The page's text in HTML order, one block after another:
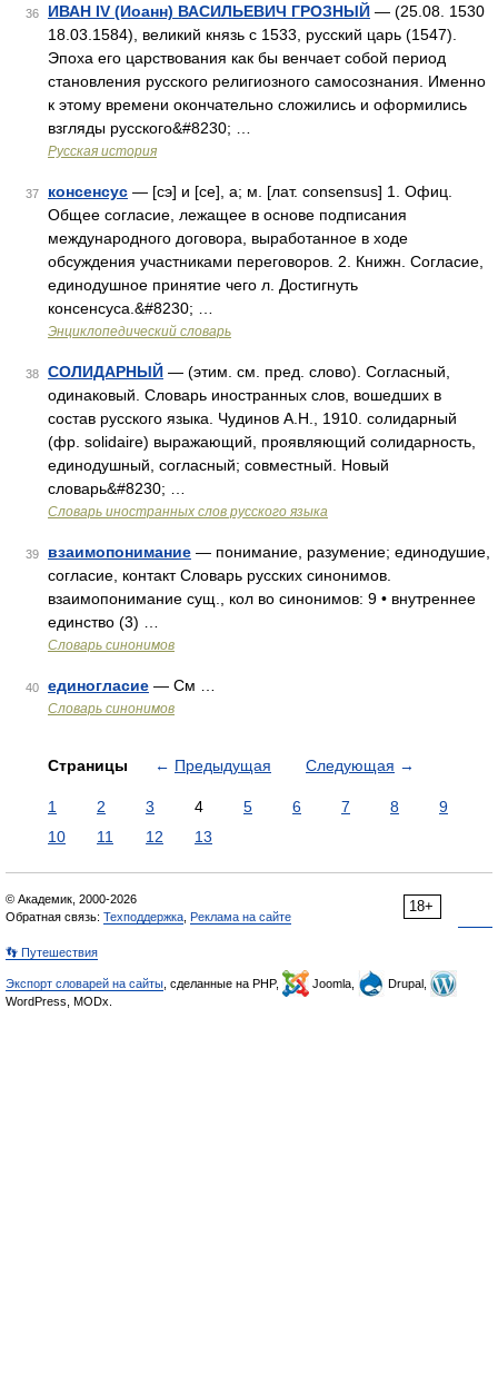
36 ИВАН IV (Иоанн) ВАСИЛЬЕВИЧ ГРОЗНЫЙ — (25.08. 1530
18.03.1584), великий князь с 1533, русский царь (1547).
Эпоха его царствования как бы венчает собой период
становления русского религиозного самосознания. Именно
к этому времени окончательно сложились и оформились
взгляды русского&#8230; …
Русская история
37 консенсус — [сэ] и [се], а; м. [лат. consensus] 1. Офиц.
Общее согласие, лежащее в основе подписания
международного договора, выработанное в ходе
обсуждения участниками переговоров. 2. Книжн. Согласие,
единодушное принятие чего л. Достигнуть
консенсуса.&#8230; …
Энциклопедический словарь
38 СОЛИДАРНЫЙ — (этим. см. пред. слово). Согласный,
одинаковый. Словарь иностранных слов, вошедших в
состав русского языка. Чудинов А.Н., 1910. солидарный
(фр. solidaire) выражающий, проявляющий солидарность,
единодушный, согласный; совместный. Новый
словарь&#8230; …
Словарь иностранных слов русского языка
39 взаимопонимание — понимание, разумение; единодушие,
согласие, контакт Словарь русских синонимов.
взаимопонимание сущ., кол во синонимов: 9 • внутреннее
единство (3) …
Словарь синонимов
40 единогласие — См …
Словарь синонимов
Страницы ← Предыдущая Следующая →
1 2 3 4 5 6 7 8
9
10
11 12 13
18+
© Академик, 2000-2026
Обратная связь: Техподдержка Реклама на сайте
👣 Путешествия
Экспорт словарей на сайты , сделанные на PHP, Joomla,
Drupal,
WordPress, MODx.